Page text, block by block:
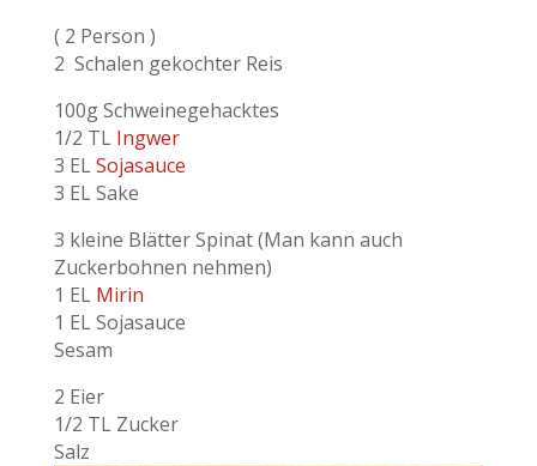
( 2 Person )
2 Schalen gekochter Reis
100g Schweinegehacktes
1/2 TL Ingwer
3 ELSojasauce
3 EL Sake
3 kleine Blätter Spinat (Man kann auch
Zuckerbohnen nehmen)
1 EL Mirin
1 EL Sojasauce
Sesam
2 Eier
1/2 TL Zucker
Salz